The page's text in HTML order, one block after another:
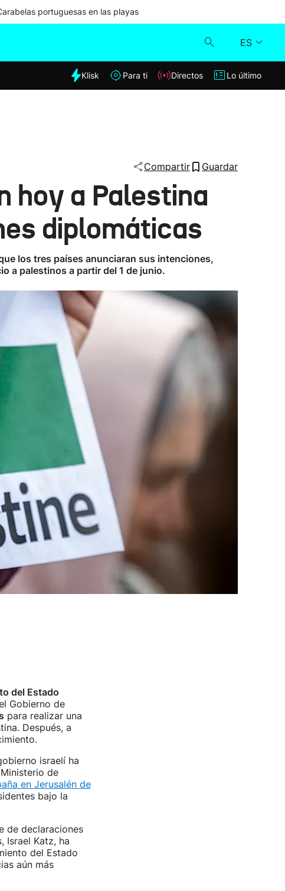
portuguesas en las playas
ES
Klisk
Klisk Para ti Directos Lo último
Compartir Guardar
hoy a Palestina
diplomáticas
los tres países anunciaran sus intenciones,
a palestinos a partir del 1 de junio.
del Estado
Gobierno de
para realizar una
Después, a
israelí ha
de
en Jerusalén de
bajo la
de declaraciones
Israel Katz, ha
del Estado
aún más